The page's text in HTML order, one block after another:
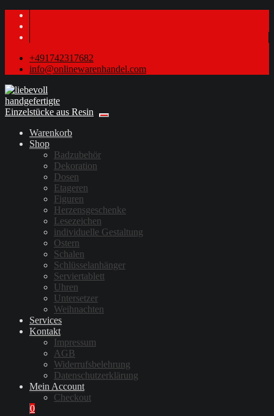
+491742317682
info@onlinewarenhandel.com
Warenkorb
Shop
Badzubehör
Dekoration
Dosen
Etageren
Figuren
Herzensgeschenke
Lesezeichen
individuelle Gestaltung
Ostern
Schalen
Schlüsselanhänger
Serviertablett
Uhren
Untersetzer
Weihnachten
Services
Kontakt
Impressum
AGB
Widerrufsbelehrung
Datenschutzerklärung
Mein Account
Checkout
0